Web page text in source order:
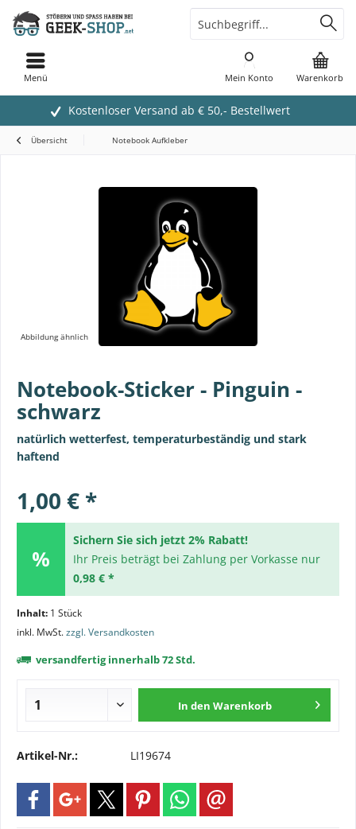
Kostenloser Versand ab € 50,- Bestellwert
Warenkorb
Mein Konto
Menü
Übersicht Notebook Aufkleber
Abbildung ähnlich
Notebook-Sticker - Pinguin -
schwarz
natürlich wetterfest, temperaturbeständig und stark
haftend
1,00 € *
Sichern Sie sich jetzt 2% Rabatt!
Ihr Preis beträgt bei Zahlung per Vorkasse nur
0,98 € *
Inhalt: 1 Stück
inkl. MwSt.zzgl. Versandkosten
versandfertig innerhalb 72 Std.
In den Warenkorb
Artikel-Nr.: LI19674